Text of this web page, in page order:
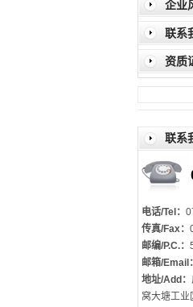
企业
联系
资质
联系
电话/Tel：
传真/Fax：
邮编/P.C.：
邮箱/Email：
地址/Add：
窝大塘工业